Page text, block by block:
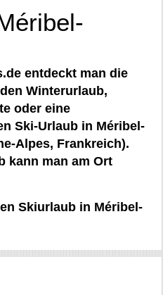
entdeckt man die
Winterurlaub,
oder eine
Ski-Urlaub in Méribel-
Alpes, Frankreich).
kann man am Ort
Skiurlaub in Méribel-